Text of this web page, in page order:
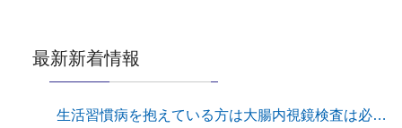
最新新着情報
生活習慣病を抱えている方は大腸内視鏡検査は必須です